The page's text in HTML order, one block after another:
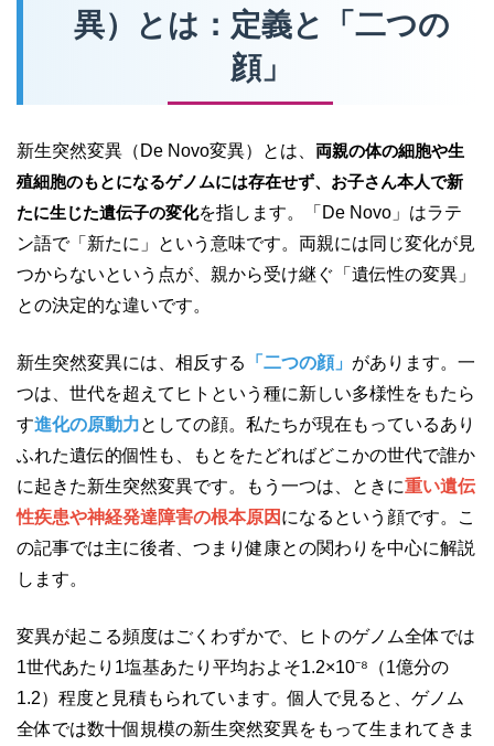
異）とは：定義と「二つの
顔」
新生突然変異（De Novo変異）とは、 両親の体の細胞や生
殖細胞のもとになるゲノムには存在せず、お子さん本人で新
たに生じた遺伝子の変化を指します。「De Novo」はラテ
ン語で「新たに」という意味です。両親には同じ変化が見
つからないという点が、親から受け継ぐ「遺伝性の変異」
との決定的な違いです。
新生突然変異には、相反する 「二つの顔」 があります。一
つは、世代を超えてヒトという種に新しい多様性をもたら
す進化の原動力としての顔。私たちが現在もっているあり
ふれた遺伝的個性も、もとをたどればどこかの世代で誰か
に起きた新生突然変異です。もう一つは、ときに重い遺伝
性疾患や神経発達障害の根本原因 になるという顔です。こ
の記事では主に後者、つまり健康との関わりを中心に解説
します。
変異が起こる頻度はごくわずかで、ヒトのゲノム全体では
1世代あたり1塩基あたり平均およそ1.2×10⁻⁸（1億分の
1.2）程度と見積もられています。個人で見ると、ゲノム
全体では数十個規模の新生突然変異をもって生まれてきま